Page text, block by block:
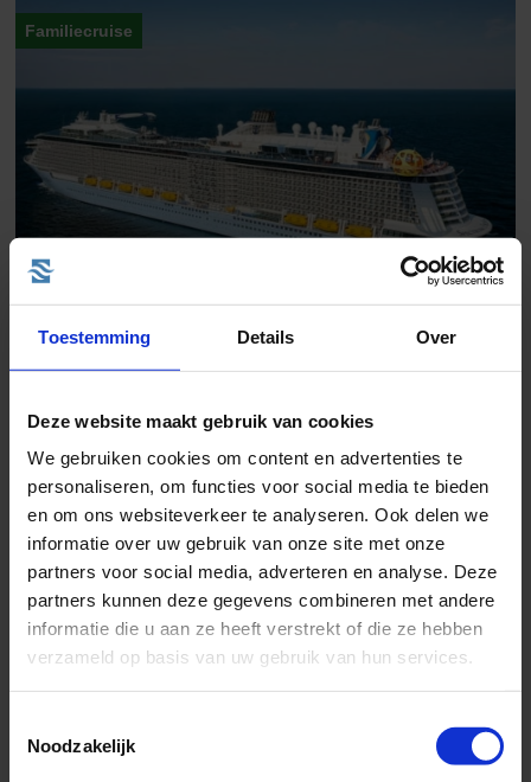
Toestemming Details Over
Deze website maakt gebruik van cookies
We gebruiken cookies om content en advertenties te
personaliseren, om functies voor social media te bieden
en om ons websiteverkeer te analyseren. Ook delen we
informatie over uw gebruik van onze site met onze
partners voor social media, adverteren en analyse. Deze
partners kunnen deze gegevens combineren met andere
informatie die u aan ze heeft verstrekt of die ze hebben
verzameld op basis van uw gebruik van hun services.
Noodzakelijk
Familiecruise
Rederij:Royal Caribbean
Schip: Spectrum of the Seas(2019)
Vaarroute:Shanghai, Dag op Zee, Fukuoka, Nagasaki, Dag op
Zee, Shanghai
Cruise only (vluchten en transfers ook mogelijk)
Volpension
of 1 andere afvaart